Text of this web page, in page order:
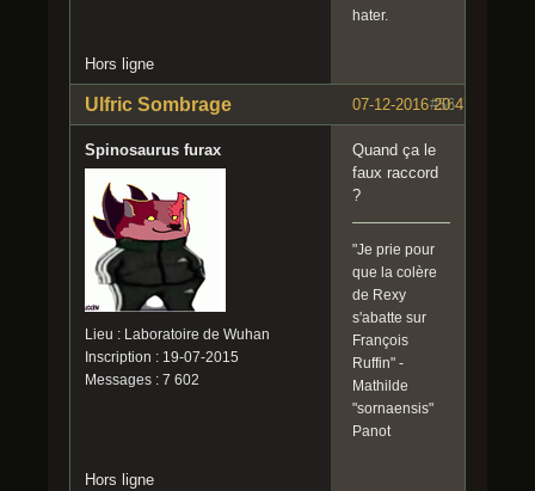
hater.
Hors ligne
#56
07-12-2016 20:47:06
Ulfric Sombrage
Spinosaurus furax
Lieu : Laboratoire de Wuhan
Inscription : 19-07-2015
Messages : 7 602
Quand ça le
faux raccord
?
"Je prie pour
que la colère
de Rexy
s'abatte sur
François
Ruffin" -
Mathilde
"sornaensis"
Panot
Hors ligne